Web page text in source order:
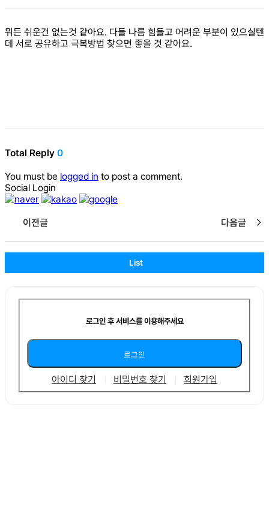
뭐든 쉬운건 없는것 같아요. 다들 나름 힘들고 어려운 부분이 있으실텐
데 서로 공유하고 극복방법 찾으면 좋을 것 같아요.
Total Reply 0
You must be logged in to post a comment.
Social Login
이전글 다음글
List
로그인 후 서비스를 이용해주세요
아이디 찾기 비밀번호 찾기 회원가입